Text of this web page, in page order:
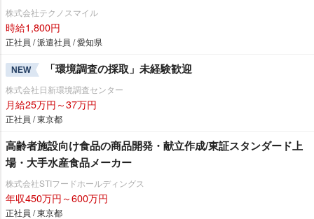
株式会社テクノスマイル
時給1,800円
正社員 / 派遣社員 / 愛知県
NEW 「環境調査の採取」未経験歓迎
株式会社日新環境調査センター
月給25万円～37万円
正社員 / 東京都
高齢者施設向け食品の商品開発・献立作成/東証スタンダード上
場・大手水産食品メーカー
株式会社STIフードホールディングス
年収450万円～600万円
正社員 / 東京都